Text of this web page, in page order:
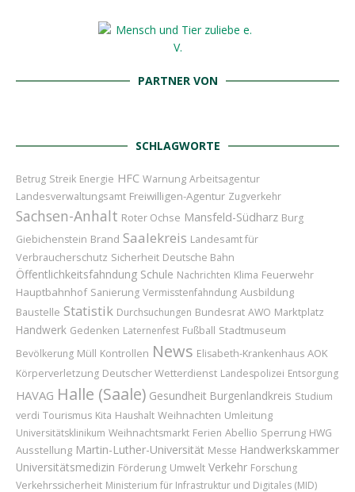
PARTNER VON
SCHLAGWORTE
Betrug Streik Energie HFC Warnung Arbeitsagentur
Landesverwaltungsamt Freiwilligen-Agentur Zugverkehr
Sachsen-Anhalt Roter Ochse Mansfeld-Südharz Burg
Giebichenstein Brand Saalekreis Landesamt für
Verbraucherschutz Sicherheit Deutsche Bahn
Öffentlichkeitsfahndung Schule Nachrichten Klima Feuerwehr
Hauptbahnhof Sanierung Vermisstenfahndung Ausbildung
Baustelle Statistik Durchsuchungen Bundesrat AWO Marktplatz
Handwerk Gedenken Laternenfest Fußball Stadtmuseum
Bevölkerung Müll Kontrollen News Elisabeth-Krankenhaus AOK
Körperverletzung Deutscher Wetterdienst Landespolizei Entsorgung
HAVAG Halle (Saale) Gesundheit Burgenlandkreis Studium
verdi Tourismus Kita Haushalt Weihnachten Umleitung
Universitätsklinikum Weihnachtsmarkt Ferien Abellio Sperrung HWG
Ausstellung Martin-Luther-Universität Messe Handwerkskammer
Universitätsmedizin Förderung Umwelt Verkehr Forschung
Verkehrssicherheit Ministerium für Infrastruktur und Digitales (MID)